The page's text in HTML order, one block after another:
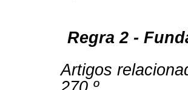
Regra 2 -
Artigos